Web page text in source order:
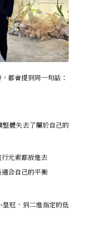
都會提到同一句話：
體失去了屬於自己的
元素都放進去
合自己的平衡
冠，到二進指定的低